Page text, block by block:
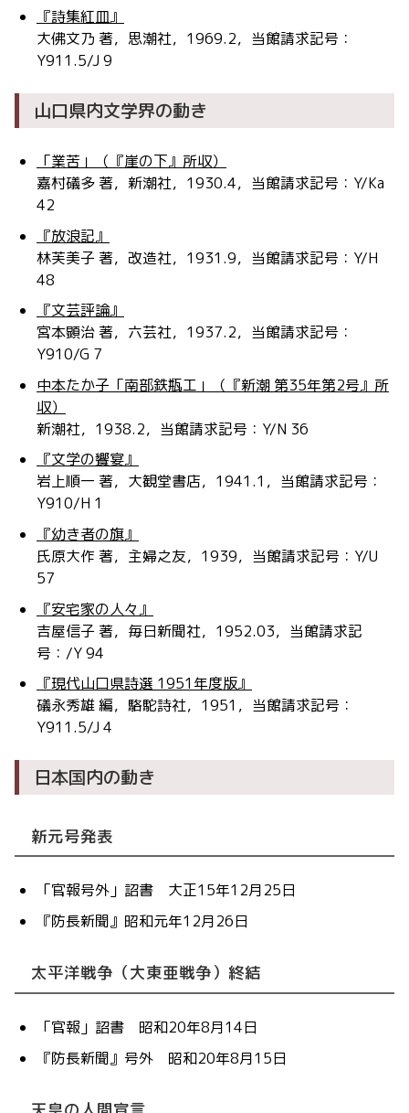
『詩集紅皿』
大佛文乃 著，思潮社，1969.2，当館請求記号：
Y911.5/J 9
山口県内文学界の動き
「業苦」（『崖の下』所収）
嘉村礒多 著，新潮社，1930.4，当館請求記号：Y/Ka
42
『放浪記』
林芙美子 著，改造社，1931.9，当館請求記号：Y/H
48
『文芸評論』
宮本顕治 著，六芸社，1937.2，当館請求記号：
Y910/G 7
中本たか子「南部鉄瓶工」（『新潮 第35年第2号』所
収）
新潮社，1938.2，当館請求記号：Y/N 36
『文学の饗宴』
岩上順一 著，大観堂書店，1941.1，当館請求記号：
Y910/H 1
『幼き者の旗』
氏原大作 著，主婦之友，1939，当館請求記号：Y/U
57
『安宅家の人々』
吉屋信子 著，毎日新聞社，1952.03，当館請求記
号：/Y 94
『現代山口県詩選 1951年度版』
礒永秀雄 編，駱駝詩社，1951，当館請求記号：
Y911.5/J 4
日本国内の動き
新元号発表
「官報号外」詔書 大正15年12月25日
『防長新聞』昭和元年12月26日
太平洋戦争（大東亜戦争）終結
「官報」詔書 昭和20年8月14日
『防長新聞』号外 昭和20年8月15日